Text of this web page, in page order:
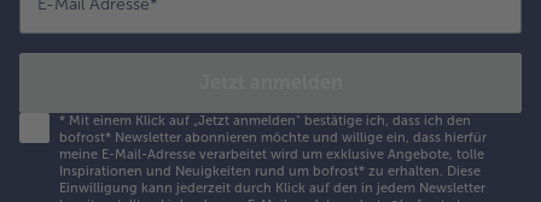
E-Mail Adresse*
* Mit einem Klick auf „Jetzt anmelden" bestätige ich, dass ich den
bofrost* Newsletter abonnieren möchte und willige ein, dass hierfür
meine E-Mail-Adresse verarbeitet wird um exklusive Angebote, tolle
Inspirationen und Neuigkeiten rund um bofrost* zu erhalten. Diese
Einwilligung kann jederzeit durch Klick auf den in jedem Newsletter